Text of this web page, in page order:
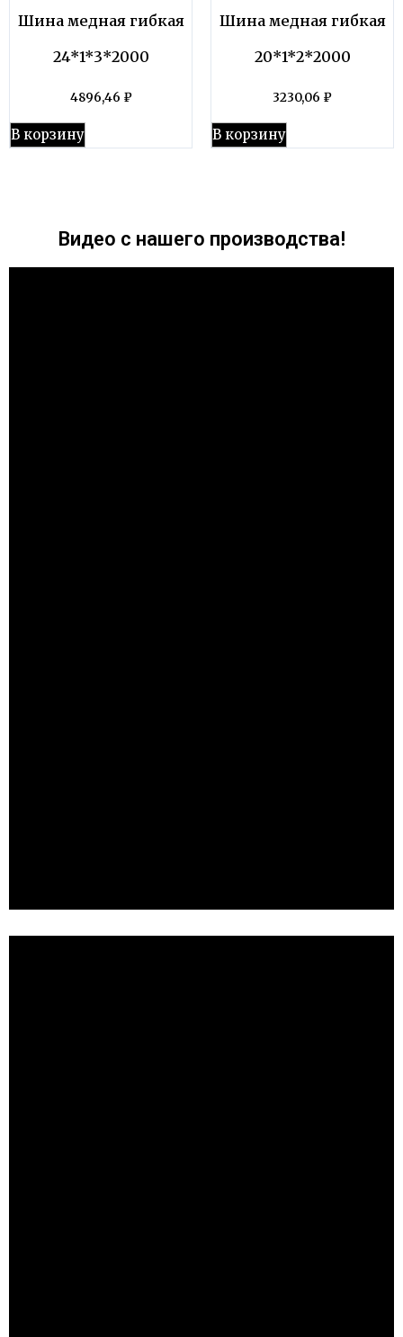
Шина медная гибкая
24*1*3*2000
4896,46 ₽
В корзину
Шина медная гибкая
20*1*2*2000
3230,06 ₽
В корзину
Видео с нашего производства!